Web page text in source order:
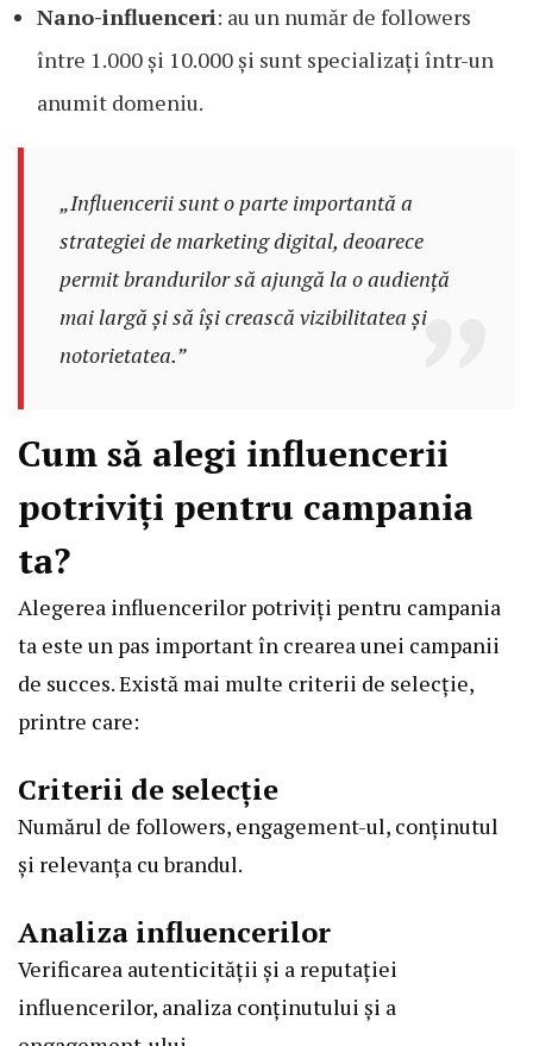
Nano-influenceri: au un număr de followers
între 1.000 și 10.000 și sunt specializați într-un
anumit domeniu.
„Influencerii sunt o parte importantă a
strategiei de marketing digital, deoarece
permit brandurilor să ajungă la o audiență
mai largă și să își crească vizibilitatea și
notorietatea.”
Cum să alegi influencerii
potriviți pentru campania
ta?
Alegerea influencerilor potriviți pentru campania
ta este un pas important în crearea unei campanii
de succes. Există mai multe criterii de selecție,
printre care:
Criterii de selecție
Numărul de followers, engagement-ul, conținutul
și relevanța cu brandul.
Analiza influencerilor
Verificarea autenticității și a reputației
influencerilor, analiza conținutului și a